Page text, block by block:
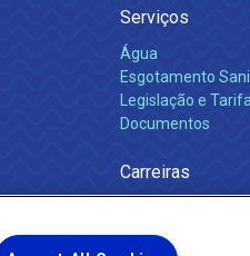
Serviços
Água
Esgotamento
Legislação e
Documentos
Carreiras